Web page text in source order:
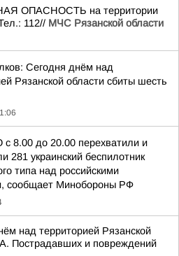
ОПАСНОСТЬ на территории
112// МЧС Рязанской области
Сегодня днём над
Рязанской области сбиты шесть
8.00 до 20.00 перехватили и
281 украинский беспилотник
типа над российскими
сообщает Минобороны РФ
над территорией Рязанской
Пострадавших и повреждений